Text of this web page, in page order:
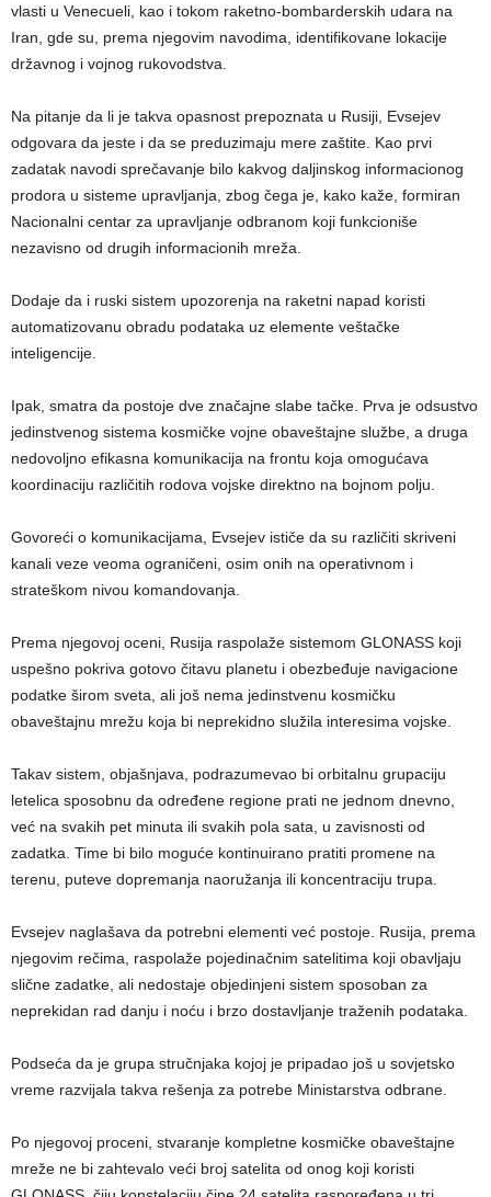
vlasti u Venecueli, kao i tokom raketno-bombarderskih udara na
Iran, gde su, prema njegovim navodima, identifikovane lokacije
državnog i vojnog rukovodstva.
Na pitanje da li je takva opasnost prepoznata u Rusiji, Evsejev
odgovara da jeste i da se preduzimaju mere zaštite. Kao prvi
zadatak navodi sprečavanje bilo kakvog daljinskog informacionog
prodora u sisteme upravljanja, zbog čega je, kako kaže, formiran
Nacionalni centar za upravljanje odbranom koji funkcioniše
nezavisno od drugih informacionih mreža.
Dodaje da i ruski sistem upozorenja na raketni napad koristi
automatizovanu obradu podataka uz elemente veštačke
inteligencije.
Ipak, smatra da postoje dve značajne slabe tačke. Prva je odsustvo
jedinstvenog sistema kosmičke vojne obaveštajne službe, a druga
nedovoljno efikasna komunikacija na frontu koja omogućava
koordinaciju različitih rodova vojske direktno na bojnom polju.
Govoreći o komunikacijama, Evsejev ističe da su različiti skriveni
kanali veze veoma ograničeni, osim onih na operativnom i
strateškom nivou komandovanja.
Prema njegovoj oceni, Rusija raspolaže sistemom GLONASS koji
uspešno pokriva gotovo čitavu planetu i obezbeđuje navigacione
podatke širom sveta, ali još nema jedinstvenu kosmičku
obaveštajnu mrežu koja bi neprekidno služila interesima vojske.
Takav sistem, objašnjava, podrazumevao bi orbitalnu grupaciju
letelica sposobnu da određene regione prati ne jednom dnevno,
već na svakih pet minuta ili svakih pola sata, u zavisnosti od
zadatka. Time bi bilo moguće kontinuirano pratiti promene na
terenu, puteve dopremanja naoružanja ili koncentraciju trupa.
Evsejev naglašava da potrebni elementi već postoje. Rusija, prema
njegovim rečima, raspolaže pojedinačnim satelitima koji obavljaju
slične zadatke, ali nedostaje objedinjeni sistem sposoban za
neprekidan rad danju i noću i brzo dostavljanje traženih podataka.
Podseća da je grupa stručnjaka kojoj je pripadao još u sovjetsko
vreme razvijala takva rešenja za potrebe Ministarstva odbrane.
Po njegovoj proceni, stvaranje kompletne kosmičke obaveštajne
mreže ne bi zahtevalo veći broj satelita od onog koji koristi